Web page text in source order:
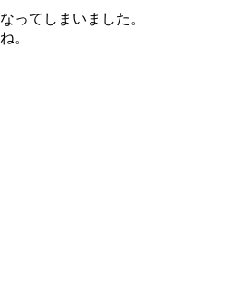
ってしまいました。
。